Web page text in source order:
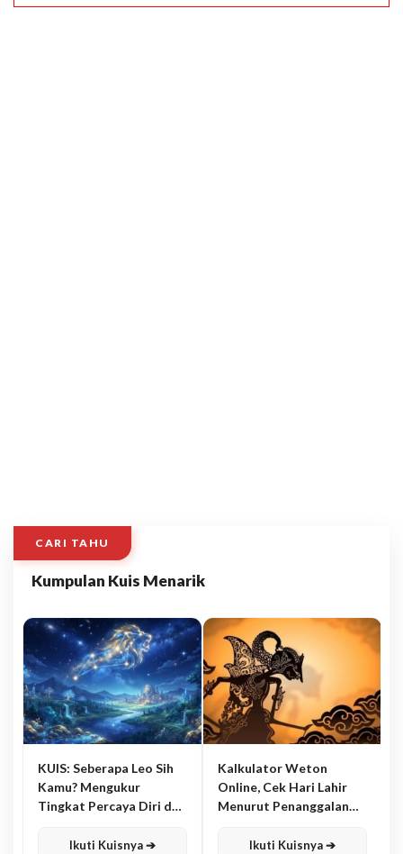
CARI TAHU
Kumpulan Kuis Menarik
KUIS: Seberapa Leo Sih
Kamu? Mengukur
Tingkat Percaya Diri dan
Ikuti Kuisnya ➔
Kalkulator Weton
Online, Cek Hari Lahir
Menurut Penanggalan
Ikuti Kuisnya ➔